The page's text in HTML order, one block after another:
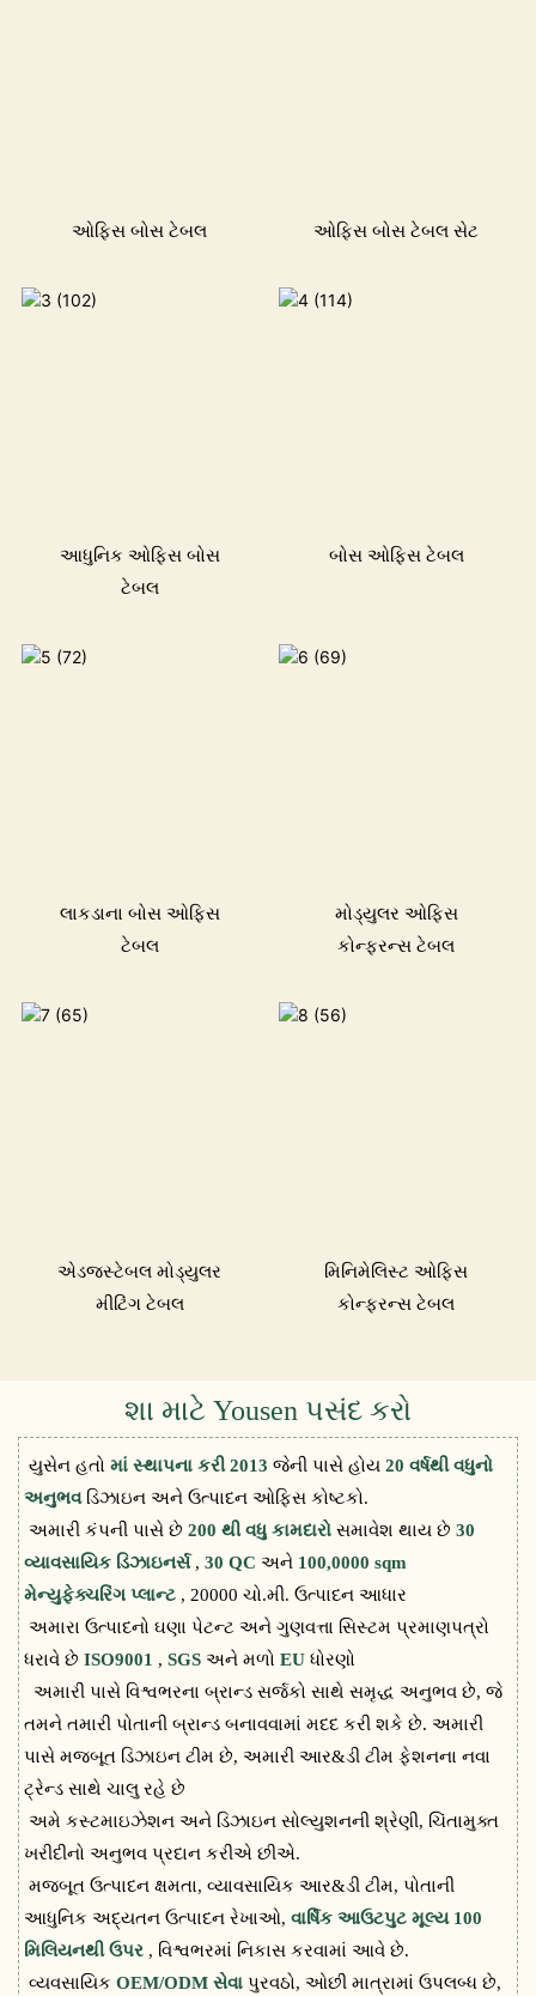
ઓફિસ બોસ ટેબલ ઓફિસ બોસ ટેબલ સેટ
આધુનિક ઓફિસ બોસ
ટેબલ
બોસ ઓફિસ ટેબલ
લાકડાના બોસ ઓફિસ
ટેબલ
મોડ્યુલર ઓફિસ
કોન્ફરન્સ ટેબલ
એડજસ્ટેબલ મોડ્યુલર
મીટિંગ ટેબલ
મિનિમેલિસ્ટ ઓફિસ
કોન્ફરન્સ ટેબલ
શા માટે Yousen પસંદ કરો
યુસેન હતોમાં સ્થાપના કરી 2013જેની પાસે હોય20 વર્ષથી વધુનો
અનુભવ ડિઝાઇન અને ઉત્પાદન ઓફિસ કોષ્ટકો.
અમારી કંપની પાસે છે200 થી વધુ કામદારોસમાવેશ થાય છે30
વ્યાવસાયિક ડિઝાઇનર્સ,30 QCઅને 100,0000 sqm
મેન્યુફેક્ચરિંગ પ્લાન્ટ , 20000 ચો.મી. ઉત્પાદન આધાર
અમારા ઉત્પાદનો ઘણા પેટન્ટ અને ગુણવત્તા સિસ્ટમ પ્રમાણપત્રો
ધરાવે છેISO9001 ,SGSઅને મળોEUધોરણો
અમારી પાસે વિશ્વભરના બ્રાન્ડ સર્જકો સાથે સમૃદ્ધ અનુભવ છે, જે
તમને તમારી પોતાની બ્રાન્ડ બનાવવામાં મદદ કરી શકે છે. અમારી
પાસે મજબૂત ડિઝાઇન ટીમ છે, અમારી આર&ડી ટીમ ફેશનના નવા
ટ્રેન્ડ સાથે ચાલુ રહે છે
અમે કસ્ટમાઇઝેશન અને ડિઝાઇન સોલ્યુશનની શ્રેણી, ચિંતામુક્ત
ખરીદીનો અનુભવ પ્રદાન કરીએ છીએ.
મજબૂત ઉત્પાદન ક્ષમતા, વ્યાવસાયિક આર&ડી ટીમ, પોતાની
આધુનિક અદ્યતન ઉત્પાદન રેખાઓ,વાર્ષિક આઉટપુટ મૂલ્ય 100
મિલિયનથી ઉપર , વિશ્વભરમાં નિકાસ કરવામાં આવે છે.
વ્યવસાયિકOEM/ODM સેવાપુરવઠો, ઓછી માત્રામાં ઉપલબ્ધ છે,